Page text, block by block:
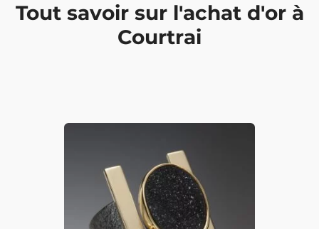
Tout savoir sur l'achat d'or à
Courtrai